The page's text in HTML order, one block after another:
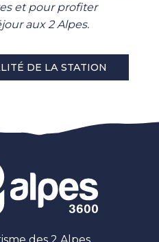
et pour profiter
aux 2 Alpes.
DE LA STATION